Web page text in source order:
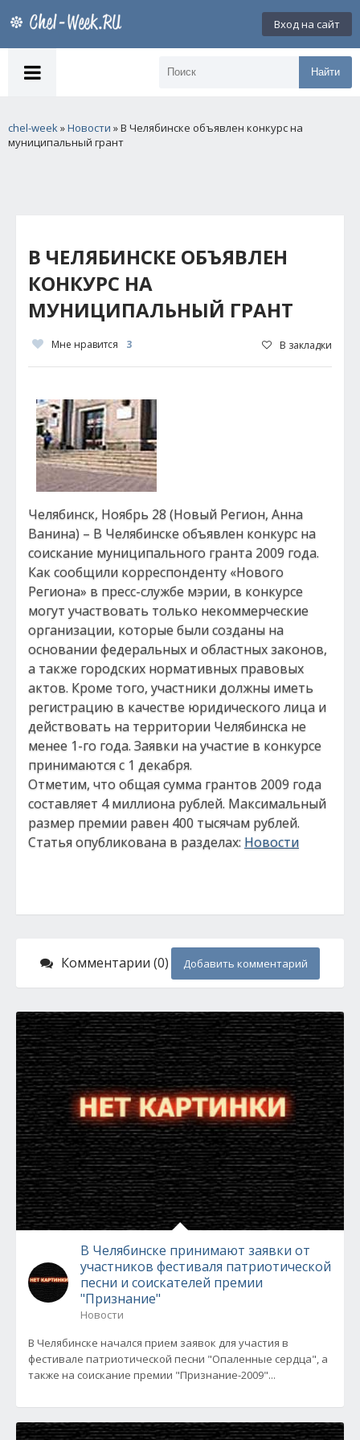
Вход на сайт
Найти
chel-week»Новости » В Челябинске объявлен конкурс на
муниципальный грант
В ЧЕЛЯБИНСКЕ ОБЪЯВЛЕН
КОНКУРС НА
МУНИЦИПАЛЬНЫЙ ГРАНТ
Мне нравится 3 В закладки
Челябинск, Ноябрь 28 (Новый Регион, Анна
Ванина) – В Челябинске объявлен конкурс на
соискание муниципального гранта 2009 года.
Как сообщили корреспонденту «Нового
Региона» в пресс-службе мэрии, в конкурсе
могут участвовать только некоммерческие
организации, которые были созданы на
основании федеральных и областных законов,
а также городских нормативных правовых
актов. Кроме того, участники должны иметь
регистрацию в качестве юридического лица и
действовать на территории Челябинска не
менее 1-го года. Заявки на участие в конкурсе
принимаются с 1 декабря.
Отметим, что общая сумма грантов 2009 года
составляет 4 миллиона рублей. Максимальный
размер премии равен 400 тысячам рублей.
Статья опубликована в разделах: Новости
Комментарии (0) Добавить комментарий
В Челябинске принимают заявки от
участников фестиваля патриотической
песни и соискателей премии
"Признание"
Новости
В Челябинске начался прием заявок для участия в
фестивале патриотической песни "Опаленные сердца", а
также на соискание премии "Признание-2009"...